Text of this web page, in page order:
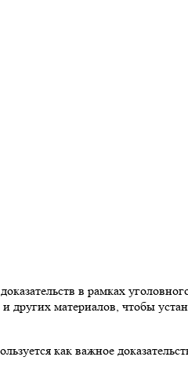
в рамках
других материалов, чтобы
как важное